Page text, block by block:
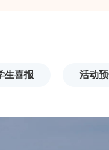
生喜报 活动